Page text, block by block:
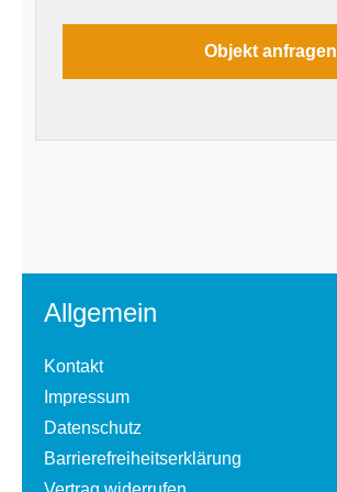
Allgemein
Kontakt
Impressum
Datenschutz
Barrierefreiheitserklärung